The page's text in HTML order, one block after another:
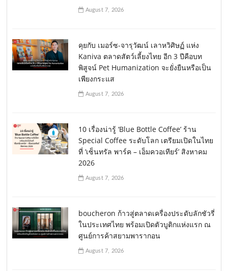
August 7, 2026
คุยกับ เมอร์ซ-จารุวัฒน์ เลาหวิศิษฏ์ แห่ง
Kaniva ตลาดสัตว์เลี้ยงไทย อีก 3 ปีคือบท
พิสูจน์ Pet Humanization จะยั่งยืนหรือเป็น
เพียงกระแส
August 7, 2026
10 เรื่องน่ารู้ ‘Blue Bottle Coffee’ ร้าน
Special Coffee ระดับโลก เตรียมเปิดในไทย
ที่ ‘เซ็นทรัล พาร์ค – เอ็มควอเทียร์’ สิงหาคม
2026
August 7, 2026
boucheron ก้าวสู่ตลาดเครื่องประดับลักชัวรี่
ในประเทศไทย พร้อมเปิดตัวบูติกแห่งแรก ณ
ศูนย์การค้าสยามพารากอน
August 7, 2026